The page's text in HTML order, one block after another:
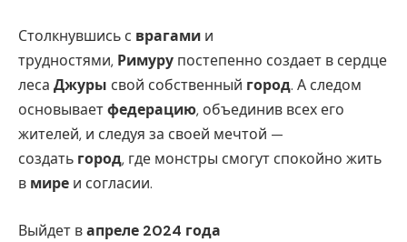
Столкнувшись с врагами и
трудностями, Римуру постепенно создает в сердце
леса Джуры свой собственный город. А следом
основываетфедерацию, объединив всех его
жителей, и следуя за своей мечтой —
создать город, где монстры смогут спокойно жить
в мире и согласии.
Выйдет вапреле 2024 года